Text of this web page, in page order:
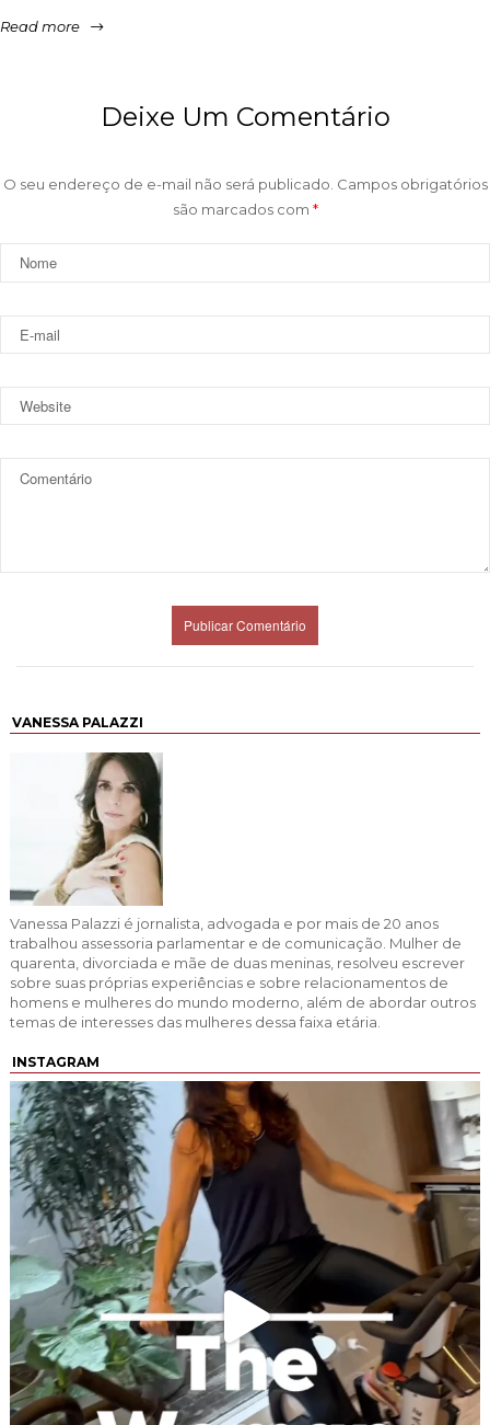
Read more
Deixe Um Comentário
O seu endereço de e-mail não será publicado. Campos obrigatórios
são marcados com *
VANESSA PALAZZI
Vanessa Palazzi é jornalista, advogada e por mais de 20 anos
trabalhou assessoria parlamentar e de comunicação. Mulher de
quarenta, divorciada e mãe de duas meninas, resolveu escrever
sobre suas próprias experiências e sobre relacionamentos de
homens e mulheres do mundo moderno, além de abordar outros
temas de interesses das mulheres dessa faixa etária.
INSTAGRAM